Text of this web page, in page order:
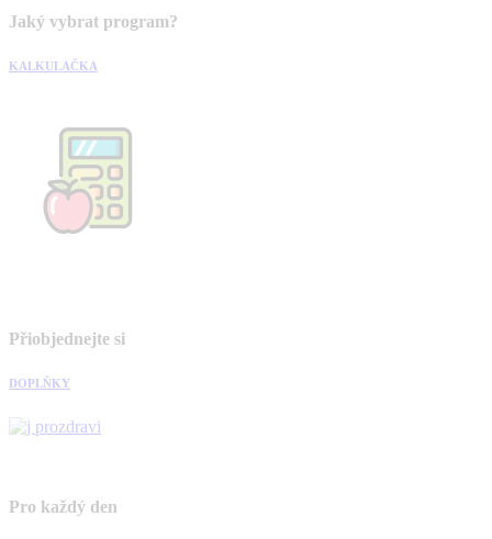
Jaký vybrat program?
KALKULAČKA
Přiobjednejte si
DOPLŇKY
Pro každý den